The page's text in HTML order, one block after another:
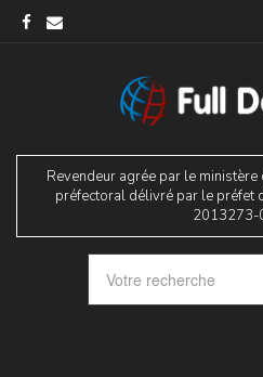
Revendeur agrée par le
préfectoral délivré par le préfet
2013273-